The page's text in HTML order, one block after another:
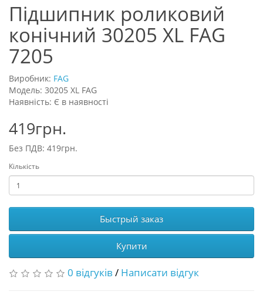
Підшипник роликовий
конічний 30205 XL FAG
7205
Виробник: FAG
Модель: 30205 XL FAG
Наявність: Є в наявності
419грн.
Без ПДВ: 419грн.
Кількість
Быстрый заказ
Купити
0 відгуків / Написати відгук